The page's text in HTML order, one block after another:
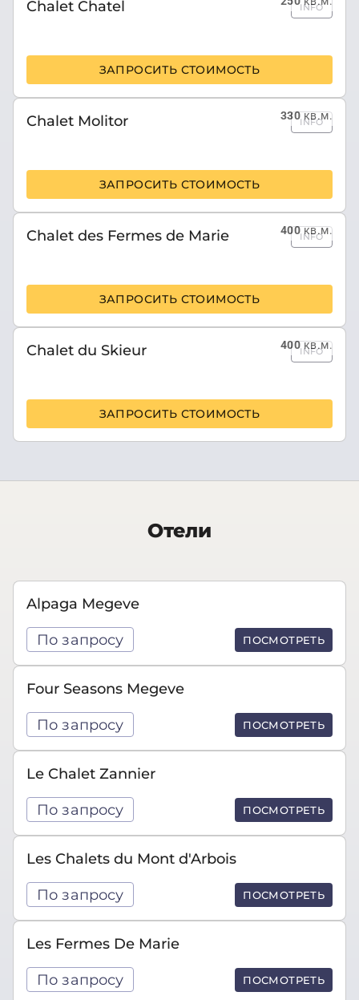
Chalet Chatel INFO
ЗАПРОСИТЬ СТОИМОСТЬ
330кв.м.
Chalet Molitor INFO
ЗАПРОСИТЬ СТОИМОСТЬ
400кв.м.
Chalet des Fermes de Marie INFO
ЗАПРОСИТЬ СТОИМОСТЬ
400кв.м.
Chalet du Skieur INFO
ЗАПРОСИТЬ СТОИМОСТЬ
Отели
Alpaga Megeve
По запросу ПОСМОТРЕТЬ
Four Seasons Megeve
По запросу ПОСМОТРЕТЬ
Le Chalet Zannier
По запросу ПОСМОТРЕТЬ
Les Chalets du Mont d'Arbois
По запросу ПОСМОТРЕТЬ
Les Fermes De Marie
По запросу ПОСМОТРЕТЬ